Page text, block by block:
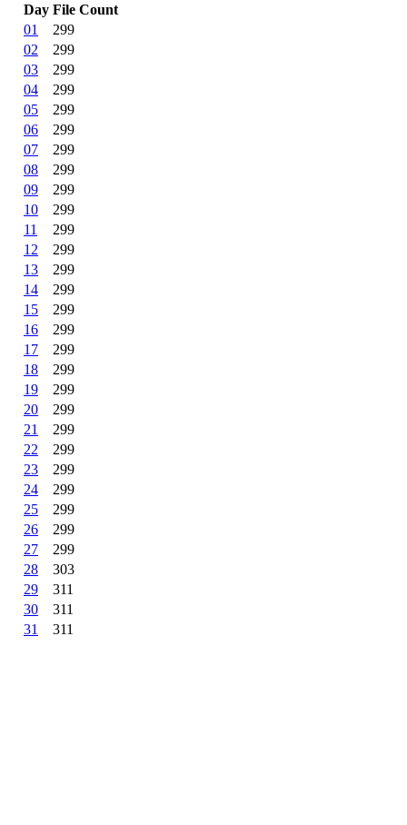
Day File Count
01
299
02
299
03
299
04
299
05
299
06
299
07
299
08
299
09
299
10
299
11
299
12
299
13
299
14
299
15
299
16
299
17
299
18
299
19
299
20
299
21
299
22
299
23
299
24
299
25
299
26
299
27
299
28
303
29
311
30
311
31
311